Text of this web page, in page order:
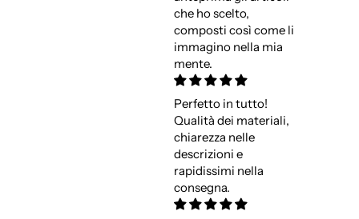
che ho scelto,
composti così come li
immagino nella mia
mente.
Perfetto in tutto!
Qualità dei materiali,
chiarezza nelle
descrizioni e
rapidissimi nella
consegna.